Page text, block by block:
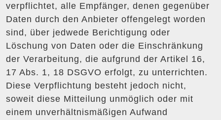
verpflichtet, alle Empfänger, denen gegenüber
Daten durch den Anbieter offengelegt worden
sind, über jedwede Berichtigung oder
Löschung von Daten oder die Einschränkung
der Verarbeitung, die aufgrund der Artikel 16,
17 Abs. 1, 18 DSGVO erfolgt, zu unterrichten.
Diese Verpflichtung besteht jedoch nicht,
soweit diese Mitteilung unmöglich oder mit
einem unverhältnismäßigen Aufwand